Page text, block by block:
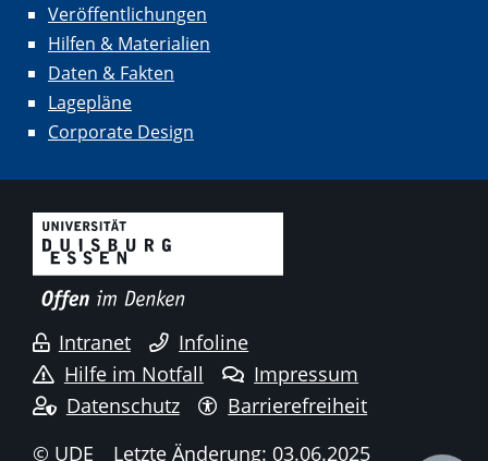
Veröffentlichungen
Hilfen & Materialien
Daten & Fakten
Lagepläne
Corporate Design
Intranet
Infoline
Hilfe im Notfall
Impressum
Datenschutz
Barrierefreiheit
© UDE
Letzte Änderung: 03.06.2025